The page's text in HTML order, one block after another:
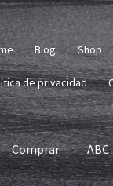
Blog Shop
de privacidad
Comprar ABC